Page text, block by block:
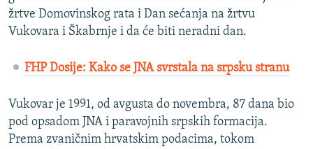
žrtve Domovinskog rata i Dan sećanja na žrtvu
Vukovara i Škabrnje i da će biti neradni dan.
FHP Dosije: Kako se JNA svrstala na srpsku stranu
Vukovar je 1991, od avgusta do novembra, 87 dana bio
pod opsadom JNA i paravojnih srpskih formacija.
Prema zvaničnim hrvatskim podacima, tokom